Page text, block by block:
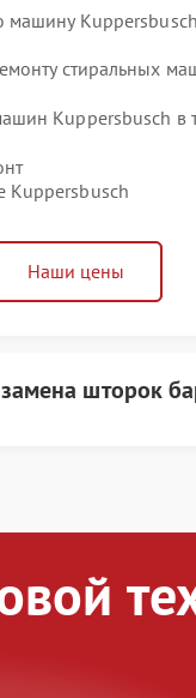
машину
стиральных
Kuppersbusch в
Kuppersbusch
Наши цены
замена шторок